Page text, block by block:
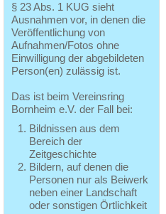
§ 23 Abs. 1 KUG sieht
Ausnahmen vor, in denen die
Veröffentlichung von
Aufnahmen/Fotos ohne
Einwilligung der abgebildeten
Person(en) zulässig ist.
Das ist beim Vereinsring
Bornheim e.V. der Fall bei:
Bildnissen aus dem
Bereich der
Zeitgeschichte
Bildern, auf denen die
Personen nur als Beiwerk
neben einer Landschaft
oder sonstigen Örtlichkeit